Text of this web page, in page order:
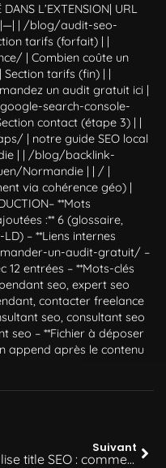
L’EXTENSION| URL
| /blog/audit-seo-
tarifs (forfait) | |
| Combien coûte un
Section tarifs (fin) | |
un audit gratuit ici |
search-console-
contact (étape 3) | |
| notre guide SEO local
| | /blog/backlink-
Normandie | | / |
via cohérence géo) |
**Mots
:** 6 (glossaire,
– **Liens internes
un-audit-gratuit/ –
12 entrées – **Mots-clés
seo, expert seo
contacter freelance
seo, consultant seo
seo – **Fichier à déposer
append après le contenu
Suivant
Balise title SEO : comment bien l’optimiser en 2026 ?